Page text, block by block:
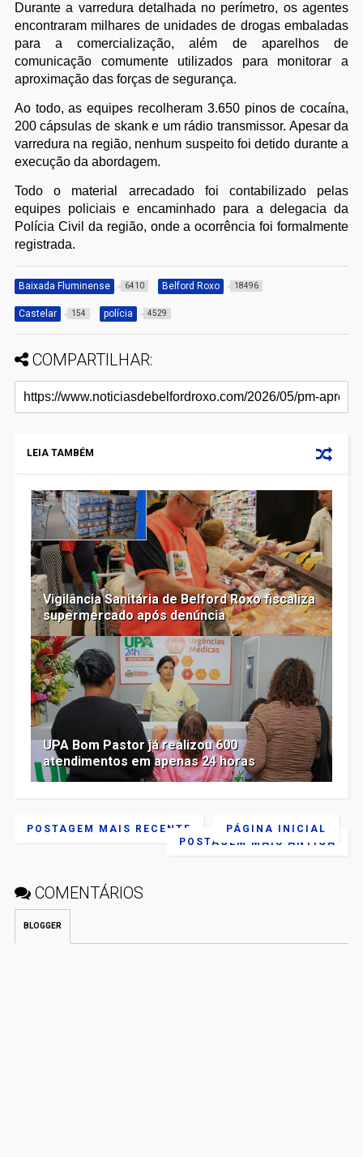
Durante a varredura detalhada no perímetro, os agentes
encontraram milhares de unidades de drogas embaladas
para a comercialização, além de aparelhos de
comunicação comumente utilizados para monitorar a
aproximação das forças de segurança.
Ao todo, as equipes recolheram 3.650 pinos de cocaína,
200 cápsulas de skank e um rádio transmissor. Apesar da
varredura na região, nenhum suspeito foi detido durante a
execução da abordagem.
Todo o material arrecadado foi contabilizado pelas
equipes policiais e encaminhado para a delegacia da
Polícia Civil da região, onde a ocorrência foi formalmente
registrada.
Baixada Fluminense 6410 Belford Roxo 18496
Castelar 154 polícia 4529
COMPARTILHAR:
LEIA TAMBÉM
Vigilância Sanitária de Belford Roxo fiscaliza
supermercado após denúncia
UPA Bom Pastor já realizou 600
atendimentos em apenas 24 horas
POSTAGEM MAIS RECENTE
POSTAGEM MAIS ANTIGA
PÁGINA INICIAL
COMENTÁRIOS
BLOGGER